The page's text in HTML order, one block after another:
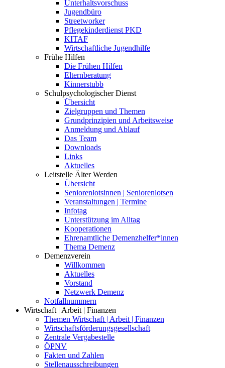
Unterhaltsvorschuss
Jugendbüro
Streetworker
Pflegekinderdienst PKD
KITAF
Wirtschaftliche Jugendhilfe
Frühe Hilfen
Die Frühen Hilfen
Elternberatung
Kinnerstubb
Schulpsychologischer Dienst
Übersicht
Zielgruppen und Themen
Grundprinzipien und Arbeitsweise
Anmeldung und Ablauf
Das Team
Downloads
Links
Aktuelles
Leitstelle Älter Werden
Übersicht
Seniorenlotsinnen | Seniorenlotsen
Veranstaltungen | Termine
Infotag
Unterstützung im Alltag
Kooperationen
Ehrenamtliche Demenzhelfer*innen
Thema Demenz
Demenzverein
Willkommen
Aktuelles
Vorstand
Netzwerk Demenz
Notfallnummern
Wirtschaft | Arbeit | Finanzen
Themen Wirtschaft | Arbeit | Finanzen
Wirtschaftsförderungsgesellschaft
Zentrale Vergabestelle
ÖPNV
Fakten und Zahlen
Stellenausschreibungen